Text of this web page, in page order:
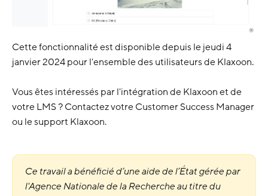
Cette fonctionnalité est disponible depuis le jeudi 4
janvier 2024 pour l'ensemble des utilisateurs de Klaxoon.
Vous êtes intéressés par l'intégration de Klaxoon et de
votre LMS ? Contactez votre Customer Success Manager
ou le support Klaxoon.
Ce travail a bénéficié d’une aide de l’État gérée par
l'Agence Nationale de la Recherche au titre du